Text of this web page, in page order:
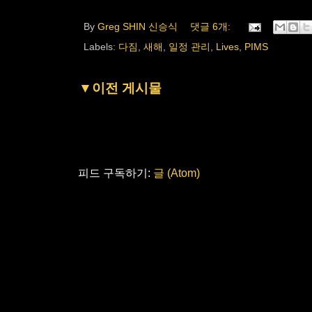
By Greg SHIN 신승식
댓글 6개:
Labels: 다짐 새해 일정 관리 Lives PIMS
▼이전 게시물
피드 구독하기: 글 (Atom)